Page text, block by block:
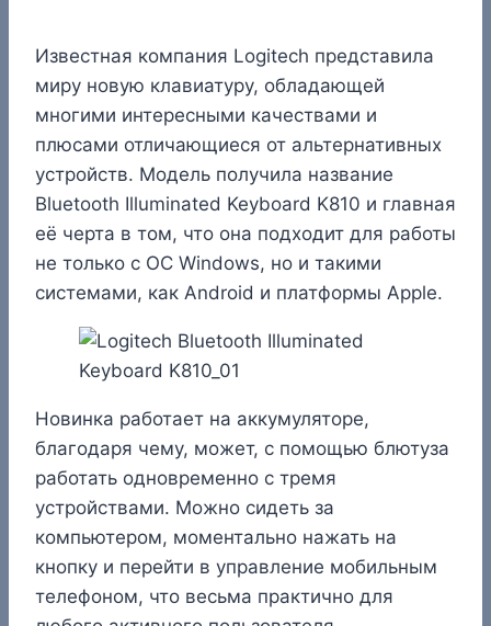
Известная компания Logitech представила
миру новую клавиатуру, обладающей
многими интересными качествами и
плюсами отличающиеся от альтернативных
устройств. Модель получила название
Bluetooth Illuminated Keyboard K810 и главная
её черта в том, что она подходит для работы
не только с ОС Windows, но и такими
системами, как Android и платформы Apple.
Новинка работает на аккумуляторе,
благодаря чему, может, с помощью блютуза
работать одновременно с тремя
устройствами. Можно сидеть за
компьютером, моментально нажать на
кнопку и перейти в управление мобильным
телефоном, что весьма практично для